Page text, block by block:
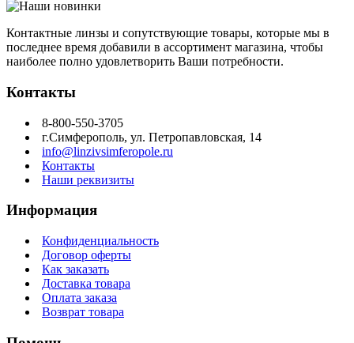
Контактные линзы и сопутствующие товары, которые мы в
последнее время добавили в ассортимент магазина, чтобы
наиболее полно удовлетворить Ваши потребности.
Контакты
8-800-550-3705
г.Симферополь, ул. Петропавловская, 14
info@linzivsimferopole.ru
Контакты
Наши реквизиты
Информация
Конфиденциальность
Договор оферты
Как заказать
Доставка товара
Оплата заказа
Возврат товара